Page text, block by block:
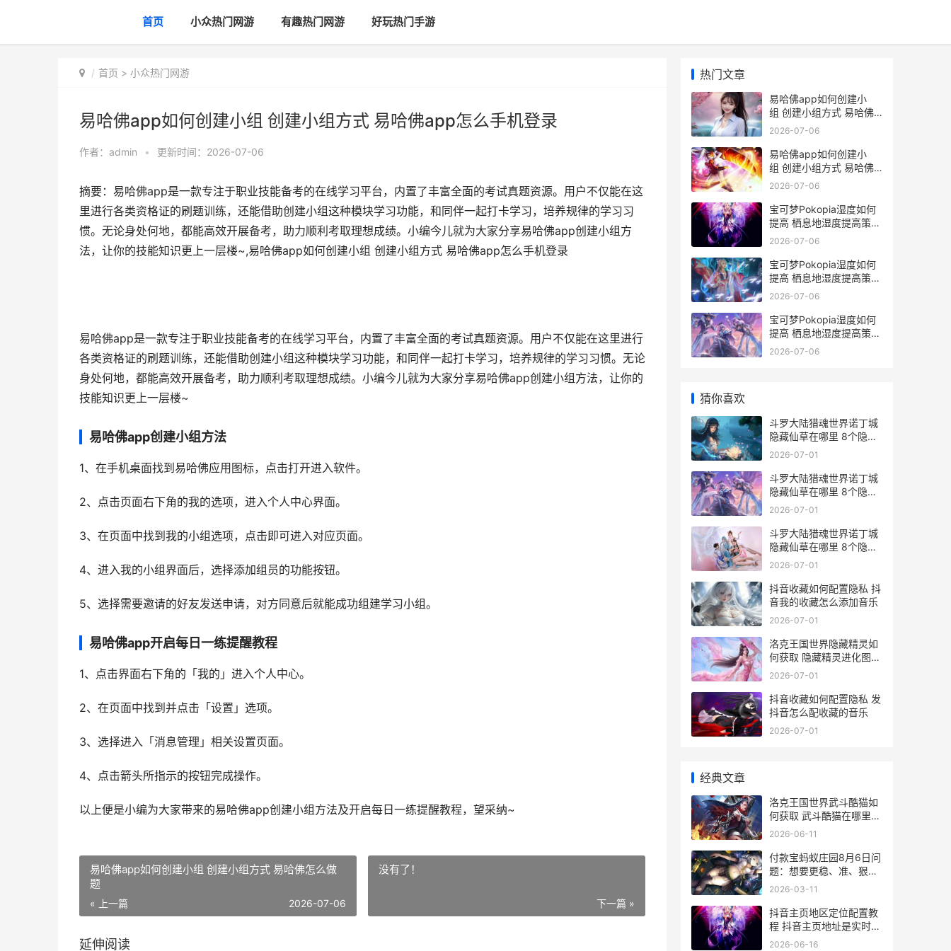
首页 小众热门网游 有趣热门网游 好玩热门手游
首页 > 小众热门网游
易哈佛app如何创建小组 创建小组方式 易哈佛app怎么手机登录
作者： admin • 更新时间：2026-07-06
摘要：易哈佛app是一款专注于职业技能备考的在线学习平台，内置了丰富全面的考试真题资源。用户不仅能在这
里进行各类资格证的刷题训练，还能借助创建小组这种模块学习功能，和同伴一起打卡学习，培养规律的学习习
惯。无论身处何地，都能高效开展备考，助力顺利考取理想成绩。小编今儿就为大家分享易哈佛app创建小组方
法，让你的技能知识更上一层楼~,易哈佛app如何创建小组 创建小组方式 易哈佛app怎么手机登录
易哈佛app是一款专注于职业技能备考的在线学习平台，内置了丰富全面的考试真题资源。用户不仅能在这里进行
各类资格证的刷题训练，还能借助创建小组这种模块学习功能，和同伴一起打卡学习，培养规律的学习习惯。无论
身处何地，都能高效开展备考，助力顺利考取理想成绩。小编今儿就为大家分享易哈佛app创建小组方法，让你的
技能知识更上一层楼~
易哈佛app创建小组方法
1、在手机桌面找到易哈佛应用图标，点击打开进入软件。
2、点击页面右下角的我的选项，进入个人中心界面。
3、在页面中找到我的小组选项，点击即可进入对应页面。
4、进入我的小组界面后，选择添加组员的功能按钮。
5、选择需要邀请的好友发送申请，对方同意后就能成功组建学习小组。
易哈佛app开启每日一练提醒教程
1、点击界面右下角的「我的」进入个人中心。
2、在页面中找到并点击「设置」选项。
3、选择进入「消息管理」相关设置页面。
4、点击箭头所指示的按钮完成操作。
以上便是小编为大家带来的易哈佛app创建小组方法及开启每日一练提醒教程，望采纳~
易哈佛app如何创建小组 创建小组方式 易哈佛怎么做
题
« 上一篇 2026-07-06
没有了！
下一篇 »
延伸阅读
热门文章
易哈佛app如何创建小
组 创建小组方式 易哈佛
app怎么手机登录
2026-07-06
易哈佛app如何创建小
组 创建小组方式 易哈佛
怎么做题
2026-07-06
宝可梦Pokopia湿度如何
提高 栖息地湿度提高策略
宝可梦 pid
2026-07-06
宝可梦Pokopia湿度如何
提高 栖息地湿度提高策略
宝可梦pokopia湿润度
2026-07-06
宝可梦Pokopia湿度如何
提高 栖息地湿度提高策略
宝可梦 浸水
2026-07-06
猜你喜欢
斗罗大陆猎魂世界诺丁城
隐藏仙草在哪里 8个隐藏
仙草位置概括 斗罗大陆猎
2026-07-01
斗罗大陆猎魂世界诺丁城
隐藏仙草在哪里 8个隐藏
仙草位置概括 斗罗大陆猎
2026-07-01
斗罗大陆猎魂世界诺丁城
隐藏仙草在哪里 8个隐藏
仙草位置概括 斗罗大陆猎
2026-07-01
抖音收藏如何配置隐私 抖
音我的收藏怎么添加音乐
2026-07-01
洛克王国世界隐藏精灵如
何获取 隐藏精灵进化图
洛克王国世界隐秘滩涂
2026-07-01
抖音收藏如何配置隐私 发
抖音怎么配收藏的音乐
2026-07-01
经典文章
洛克王国世界武斗酷猫如
何获取 武斗酷猫在哪里里
进化 洛克王国世界武队
2026-06-11
付款宝蚂蚁庄园8月6日问
题：想要更稳、准、狠地
打中蚊子，最好如何拍 付
2026-03-11
抖音主页地区定位配置教
程 抖音主页地址是实时的
吗
2026-06-16